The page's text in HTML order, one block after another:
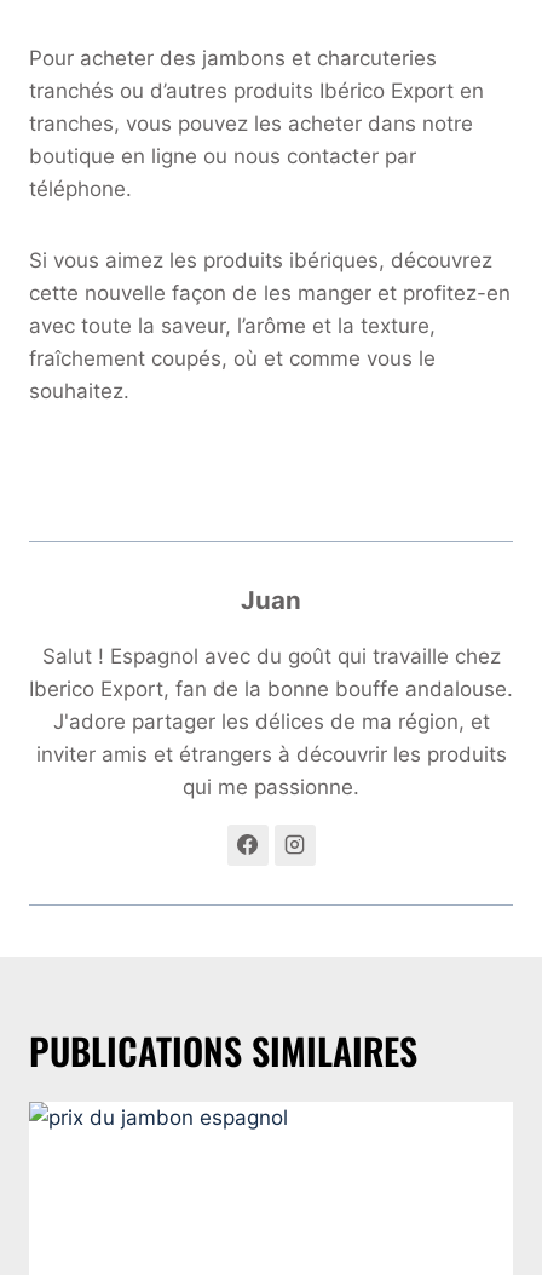
Pour acheter des jambons et charcuteries
tranchés ou d’autres produits Ibérico Export en
tranches, vous pouvez les acheter dans notre
boutique en ligne ou nous contacter par
téléphone.
Si vous aimez les produits ibériques, découvrez
cette nouvelle façon de les manger et profitez-en
avec toute la saveur, l’arôme et la texture,
fraîchement coupés, où et comme vous le
souhaitez.
Juan
Salut ! Espagnol avec du goût qui travaille chez
Iberico Export, fan de la bonne bouffe andalouse.
J'adore partager les délices de ma région, et
inviter amis et étrangers à découvrir les produits
qui me passionne.
PUBLICATIONS SIMILAIRES